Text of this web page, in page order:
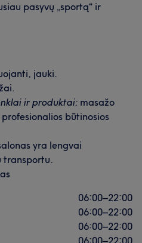
pasyvų „sportą“ ir
jauki.
ir produktai: masažo
būtinosios
yra lengvai
transportu.
06:00–22:00
06:00–22:00
06:00–22:00
06:00–22:00